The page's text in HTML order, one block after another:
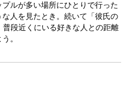
ルが多い場所にひとりで行った
人を見たとき。続いて「彼氏の
段近くにいる好きな人との距離
。